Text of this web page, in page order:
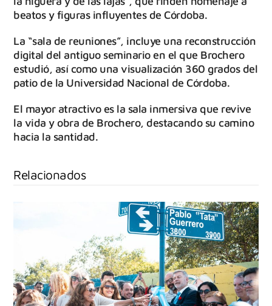
beatos y figuras influyentes de Córdoba.
La “sala de reuniones”, incluye una reconstrucción
digital del antiguo seminario en el que Brochero
estudió, así como una visualización 360 grados del
patio de la Universidad Nacional de Córdoba.
El mayor atractivo es la sala inmersiva que revive
la vida y obra de Brochero, destacando su camino
hacia la santidad.
Relacionados